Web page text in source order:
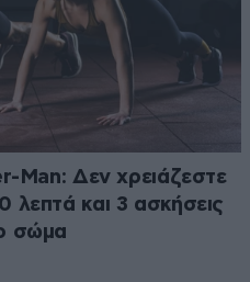
Man: Δεν χρειάζεστε
και 3 ασκήσεις
σώμα